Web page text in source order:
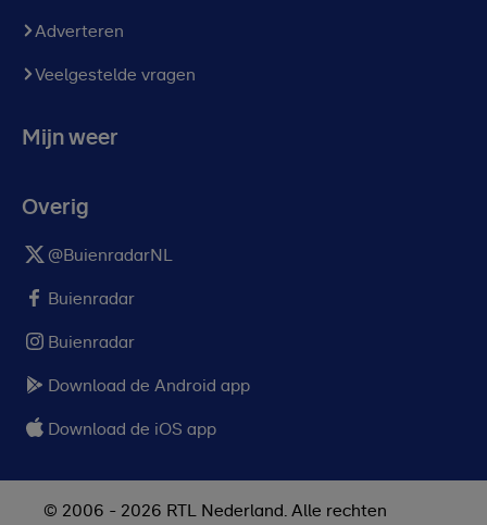
Adverteren
Veelgestelde vragen
Mijn weer
Overig
@BuienradarNL
Buienradar
Buienradar
Download de Android app
Download de iOS app
© 2006 - 2026 RTL Nederland. Alle rechten